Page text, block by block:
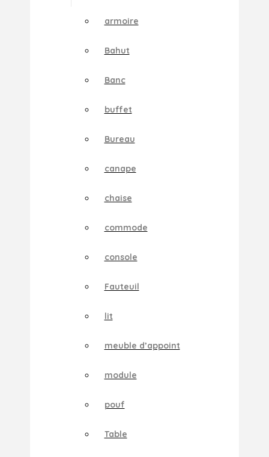
armoire
Bahut
Banc
buffet
Bureau
canape
chaise
commode
console
Fauteuil
lit
meuble d’appoint
module
pouf
Table